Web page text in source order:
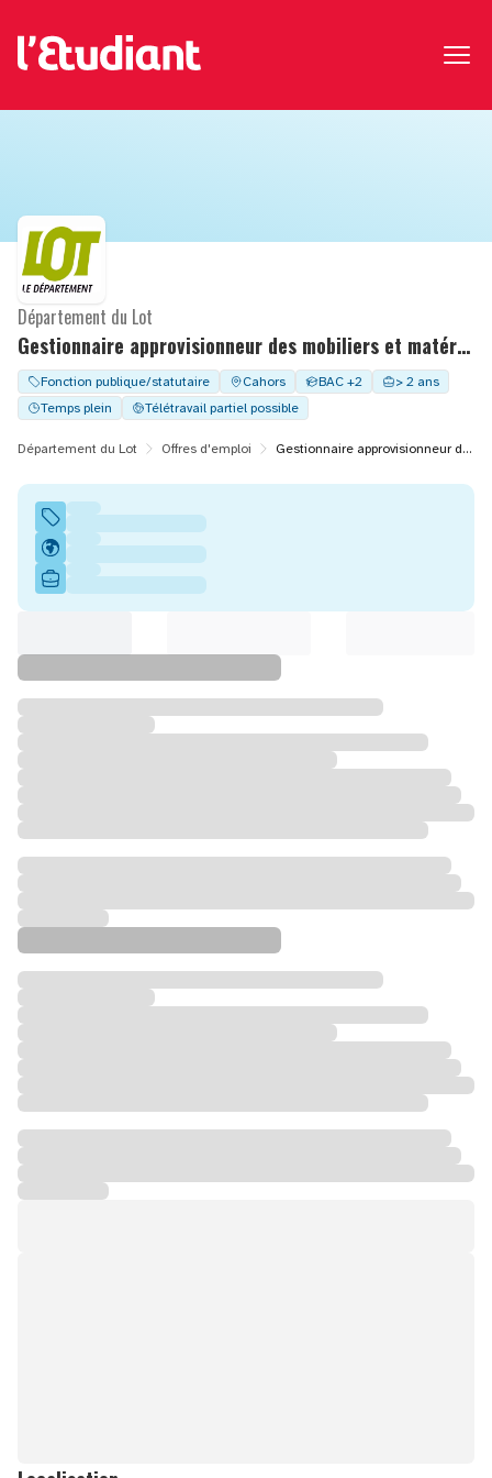
Gestionnaire approvisionneur des mobiliers et matériels – F/H
Département du Lot
Fonction publique/statutaire Cahors BAC +2
> 2 ans
Temps plein
Télétravail partiel possible
Département du Lot Offres d'emploi Gestionnaire approvisionneur des mobiliers et matériels – F/H